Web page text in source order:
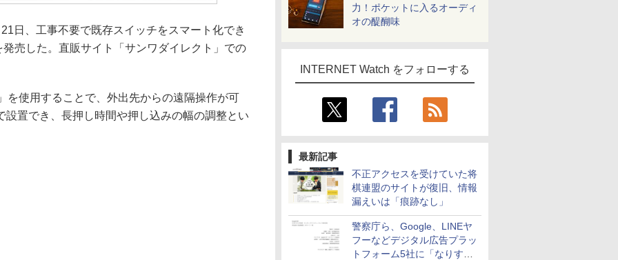
力！ポケットに入るオーディ
オの醍醐味
INTERNET Watch をフォローする
最新記事
不正アクセスを受けていた将
棋連盟のサイトが復旧、情報
漏えいは「痕跡なし」
警察庁ら、Google、LINEヤ
フーなどデジタル広告プラッ
トフォーム5社に「なりすま
日、工事不要で既存スイッチをスマート化でき
売した。直販サイト「サンワダイレクト」での
使用することで、外出先からの遠隔操作が可
設置でき、長押し時間や押し込みの幅の調整とい